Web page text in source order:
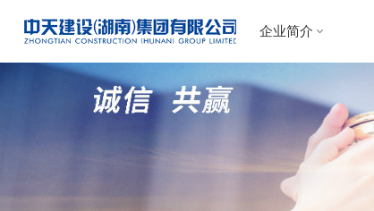
企业简介
公司介绍
董事长致辞
组织架构
发展历程